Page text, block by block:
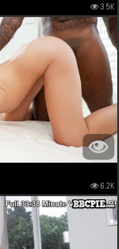
3.5K
6.2K